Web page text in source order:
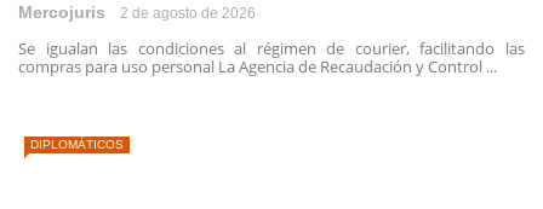
Mercojuris 2 de agosto de 2026
Se igualan las condiciones al régimen de courier, facilitando las
compras para uso personal La Agencia de Recaudación y Control ...
DIPLOMÁTICOS